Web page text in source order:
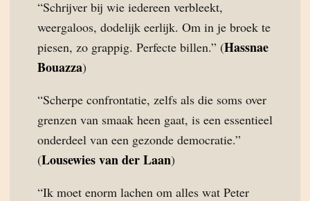
“Schrijver bij wie iedereen verbleekt,
weergaloos, dodelijk eerlijk. Om in je broek te
piesen, zo grappig. Perfecte billen.” (Hassnae
Bouazza)
“Scherpe confrontatie, zelfs als die soms over
grenzen van smaak heen gaat, is een essentieel
onderdeel van een gezonde democratie.”
(Lousewies van der Laan)
“Ik moet enorm lachen om alles wat Peter